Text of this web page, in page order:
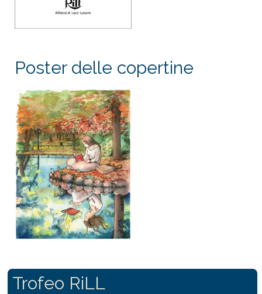
Poster delle copertine
Trofeo RiLL